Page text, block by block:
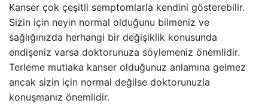
Kanser çok çeşitli semptomlarla kendini gösterebilir.
Sizin için neyin normal olduğunu bilmeniz ve
sağlığınızda herhangi bir değişiklik konusunda
endişeniz varsa doktorunuza söylemeniz önemlidir.
Terleme mutlaka kanser olduğunuz anlamına gelmez
ancak sizin için normal değilse doktorunuzla
konuşmanız önemlidir.